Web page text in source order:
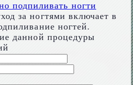
подпиливать ногти
за ногтями включает в
ногтей.
данной процедуры